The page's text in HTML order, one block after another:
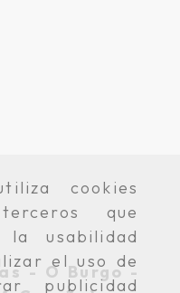
cookies
que
usabilidad
el uso de
publicidad
- O Burgo -